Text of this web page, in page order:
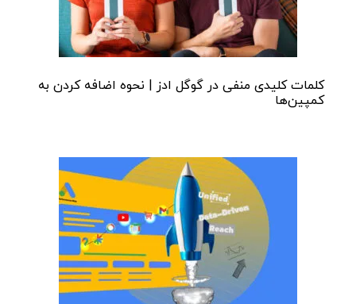
کلمات کلیدی منفی در گوگل ادز | نحوه اضافه کردن به
کمپین‌ها